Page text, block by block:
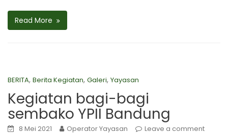
Read More
BERITA, Berita Kegiatan, Galeri, Yayasan
Kegiatan bagi-bagi
sembako YPII Bandung
8 Mei 2021 Operator Yayasan Leave a comment